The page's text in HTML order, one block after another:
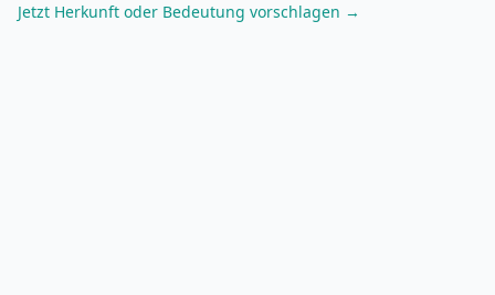
Jetzt Herkunft oder Bedeutung vorschlagen →